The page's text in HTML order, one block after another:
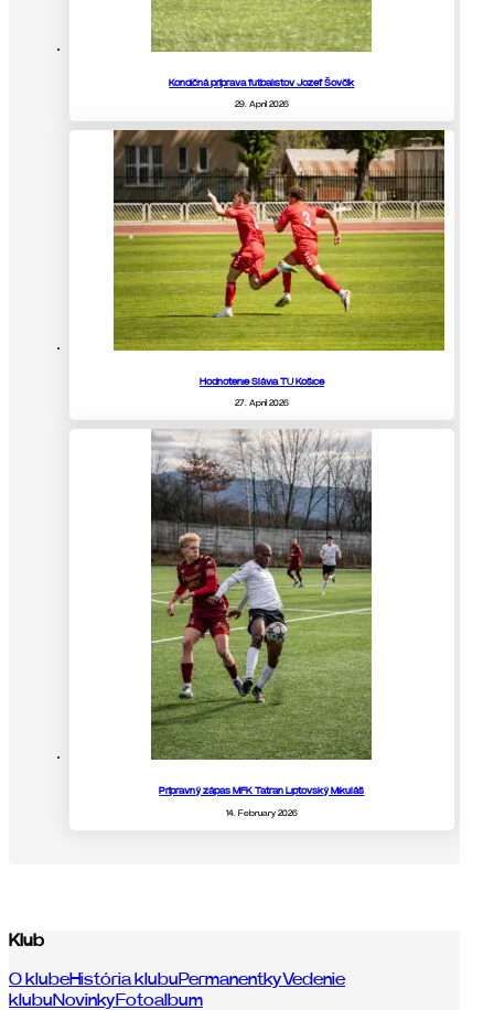
Kondičná príprava futbalistov Jozef Šovčík
29. April 2026
Hodnotenie Slávia TU Košice
27. April 2026
Prípravný zápas MFK Tatran Liptovský Mikuláš
14. February 2026
Klub
O klubeHistória klubuPermanentkyVedenie
klubuNovinkyFotoalbum